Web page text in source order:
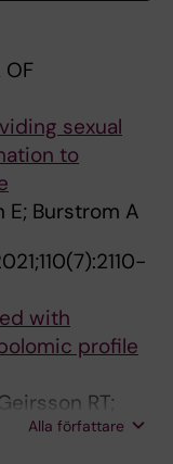
OF
sexual
to
E; Burstrom A
with
profile
RT;
UA;
Alla författare